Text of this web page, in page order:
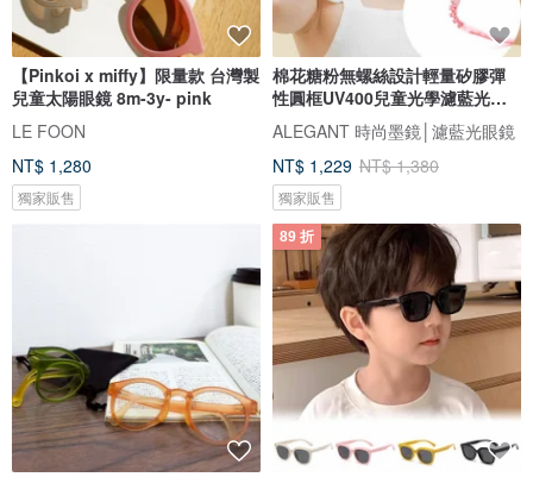
【Pinkoi x miffy】限量款 台灣製
兒童太陽眼鏡 8m-3y- pink
LE FOON
NT$ 1,280
獨家販售
棉花糖粉無螺絲設計輕量矽膠彈
性圓框UV400兒童光學濾藍光眼
鏡
ALEGANT 時尚墨鏡│濾藍光眼鏡
NT$ 1,229 NT$ 1,380
獨家販售
89 折